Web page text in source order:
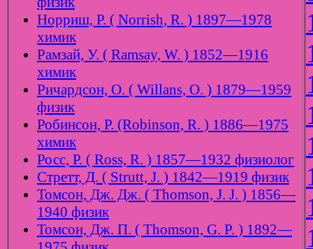
Норриш, Р. ( Norrish, R. ) 1897—1978
химик
Рамзай, У. ( Ramsay, W. ) 1852—1916
химик
Ричардсон, О. ( Willans, O. ) 1879—1959
физик
Робинсон, Р. (Robinson, R. ) 1886—1975
химик
Росс, Р. ( Ross, R. ) 1857—1932 физиолог
Стретт, Д. ( Strutt, J. ) 1842—1919 физик
Томсон, Дж. Дж. ( Thomson, J. J. ) 1856—
1940 физик
Томсон, Дж. П. ( Thomson, G. P. ) 1892—